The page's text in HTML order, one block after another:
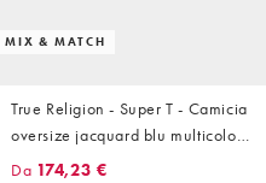
MIX & MATCH
True Religion - Super T - Camicia
oversize jacquard blu multicolore
in coordinato
Da 174,23 €